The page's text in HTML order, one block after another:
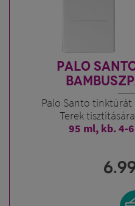
PALO
Palo Santo
Terek
95 ml, kb. 4-